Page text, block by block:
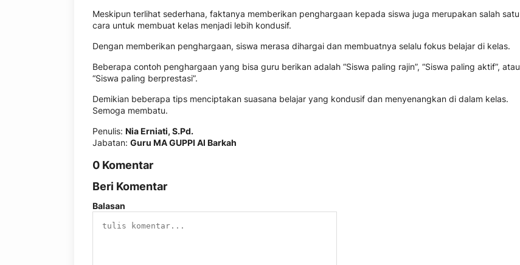
Meskipun terlihat sederhana, faktanya memberikan penghargaan kepada siswa juga merupakan salah satu
cara untuk membuat kelas menjadi lebih kondusif.
Dengan memberikan penghargaan, siswa merasa dihargai dan membuatnya selalu fokus belajar di kelas.
Beberapa contoh penghargaan yang bisa guru berikan adalah “Siswa paling rajin”, “Siswa paling aktif”, atau
“Siswa paling berprestasi”.
Demikian beberapa tips menciptakan suasana belajar yang kondusif dan menyenangkan di dalam kelas.
Semoga membatu.
Penulis: Nia Erniati, S.Pd.
Jabatan: Guru MA GUPPI Al Barkah
0 Komentar
Beri Komentar
Balasan